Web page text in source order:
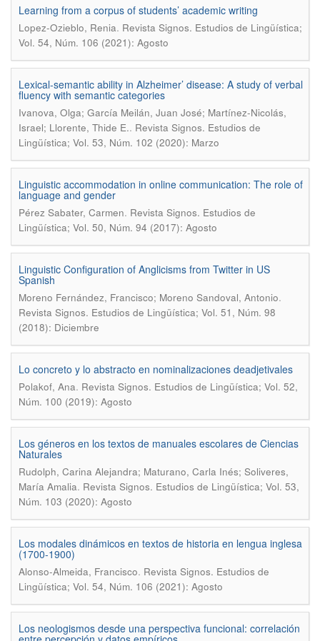
Learning from a corpus of students’ academic writing
Lopez-Ozieblo, Renia. Revista Signos. Estudios de Lingüística;
Vol. 54, Núm. 106 (2021): Agosto
Lexical-semantic ability in Alzheimer’ disease: A study of verbal
fluency with semantic categories
Ivanova, Olga; García Meilán, Juan José; Martínez-Nicolás,
Israel; Llorente, Thide E.. Revista Signos. Estudios de
Lingüística; Vol. 53, Núm. 102 (2020): Marzo
Linguistic accommodation in online communication: The role of
language and gender
Pérez Sabater, Carmen. Revista Signos. Estudios de
Lingüística; Vol. 50, Núm. 94 (2017): Agosto
Linguistic Configuration of Anglicisms from Twitter in US
Spanish
Moreno Fernández, Francisco; Moreno Sandoval, Antonio.
Revista Signos. Estudios de Lingüística; Vol. 51, Núm. 98
(2018): Diciembre
Lo concreto y lo abstracto en nominalizaciones deadjetivales
Polakof, Ana. Revista Signos. Estudios de Lingüística; Vol. 52,
Núm. 100 (2019): Agosto
Los géneros en los textos de manuales escolares de Ciencias
Naturales
Rudolph, Carina Alejandra; Maturano, Carla Inés; Soliveres,
María Amalia. Revista Signos. Estudios de Lingüística; Vol. 53,
Núm. 103 (2020): Agosto
Los modales dinámicos en textos de historia en lengua inglesa
(1700-1900)
Alonso-Almeida, Francisco. Revista Signos. Estudios de
Lingüística; Vol. 54, Núm. 106 (2021): Agosto
Los neologismos desde una perspectiva funcional: correlación